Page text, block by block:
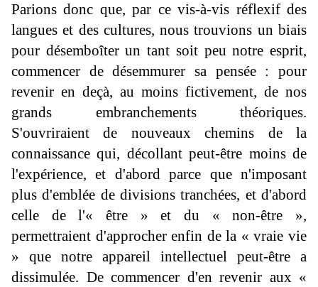
Parions donc que, par ce vis-à-vis réflexif des
langues et des cultures, nous trouvions un biais
pour désemboîter un tant soit peu notre esprit,
commencer de désemmurer sa pensée : pour
revenir en deçà, au moins fictivement, de nos
grands embranchements théoriques.
S'ouvriraient de nouveaux chemins de la
connaissance qui, décollant peut-être moins de
l'expérience, et d'abord parce que n'imposant
plus d'emblée de divisions tranchées, et d'abord
celle de l'« être » et du « non-être »,
permettraient d'approcher enfin de la « vraie vie
» que notre appareil intellectuel peut-être a
dissimulée. De commencer d'en revenir aux «